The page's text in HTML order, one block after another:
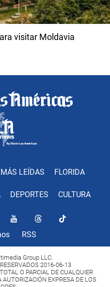
visitar Moldavia
MÁS LEÍDAS FLORIDA
DEPORTES CULTURA
RSS
Group LLC.
2016-06-13
O PARCIAL DE CUALQUIER
EXPRESA DE LOS